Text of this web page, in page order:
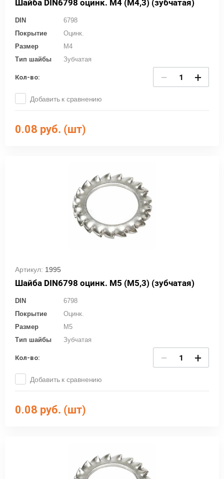
Шайба DIN6798 оцинк. М4 (М4,3) (зубчатая)
DIN
6798
Покрытие
Оцинк.
Размер
M4
Тип шайбы
Зубчатая
Кол-во: − +
Добавить к сравнению
0.08 руб. (шт)
Артикул: 1995
Шайба DIN6798 оцинк. М5 (М5,3) (зубчатая)
DIN
6798
Покрытие
Оцинк.
Размер
M5
Тип шайбы
Зубчатая
Кол-во: − +
Добавить к сравнению
0.08 руб. (шт)